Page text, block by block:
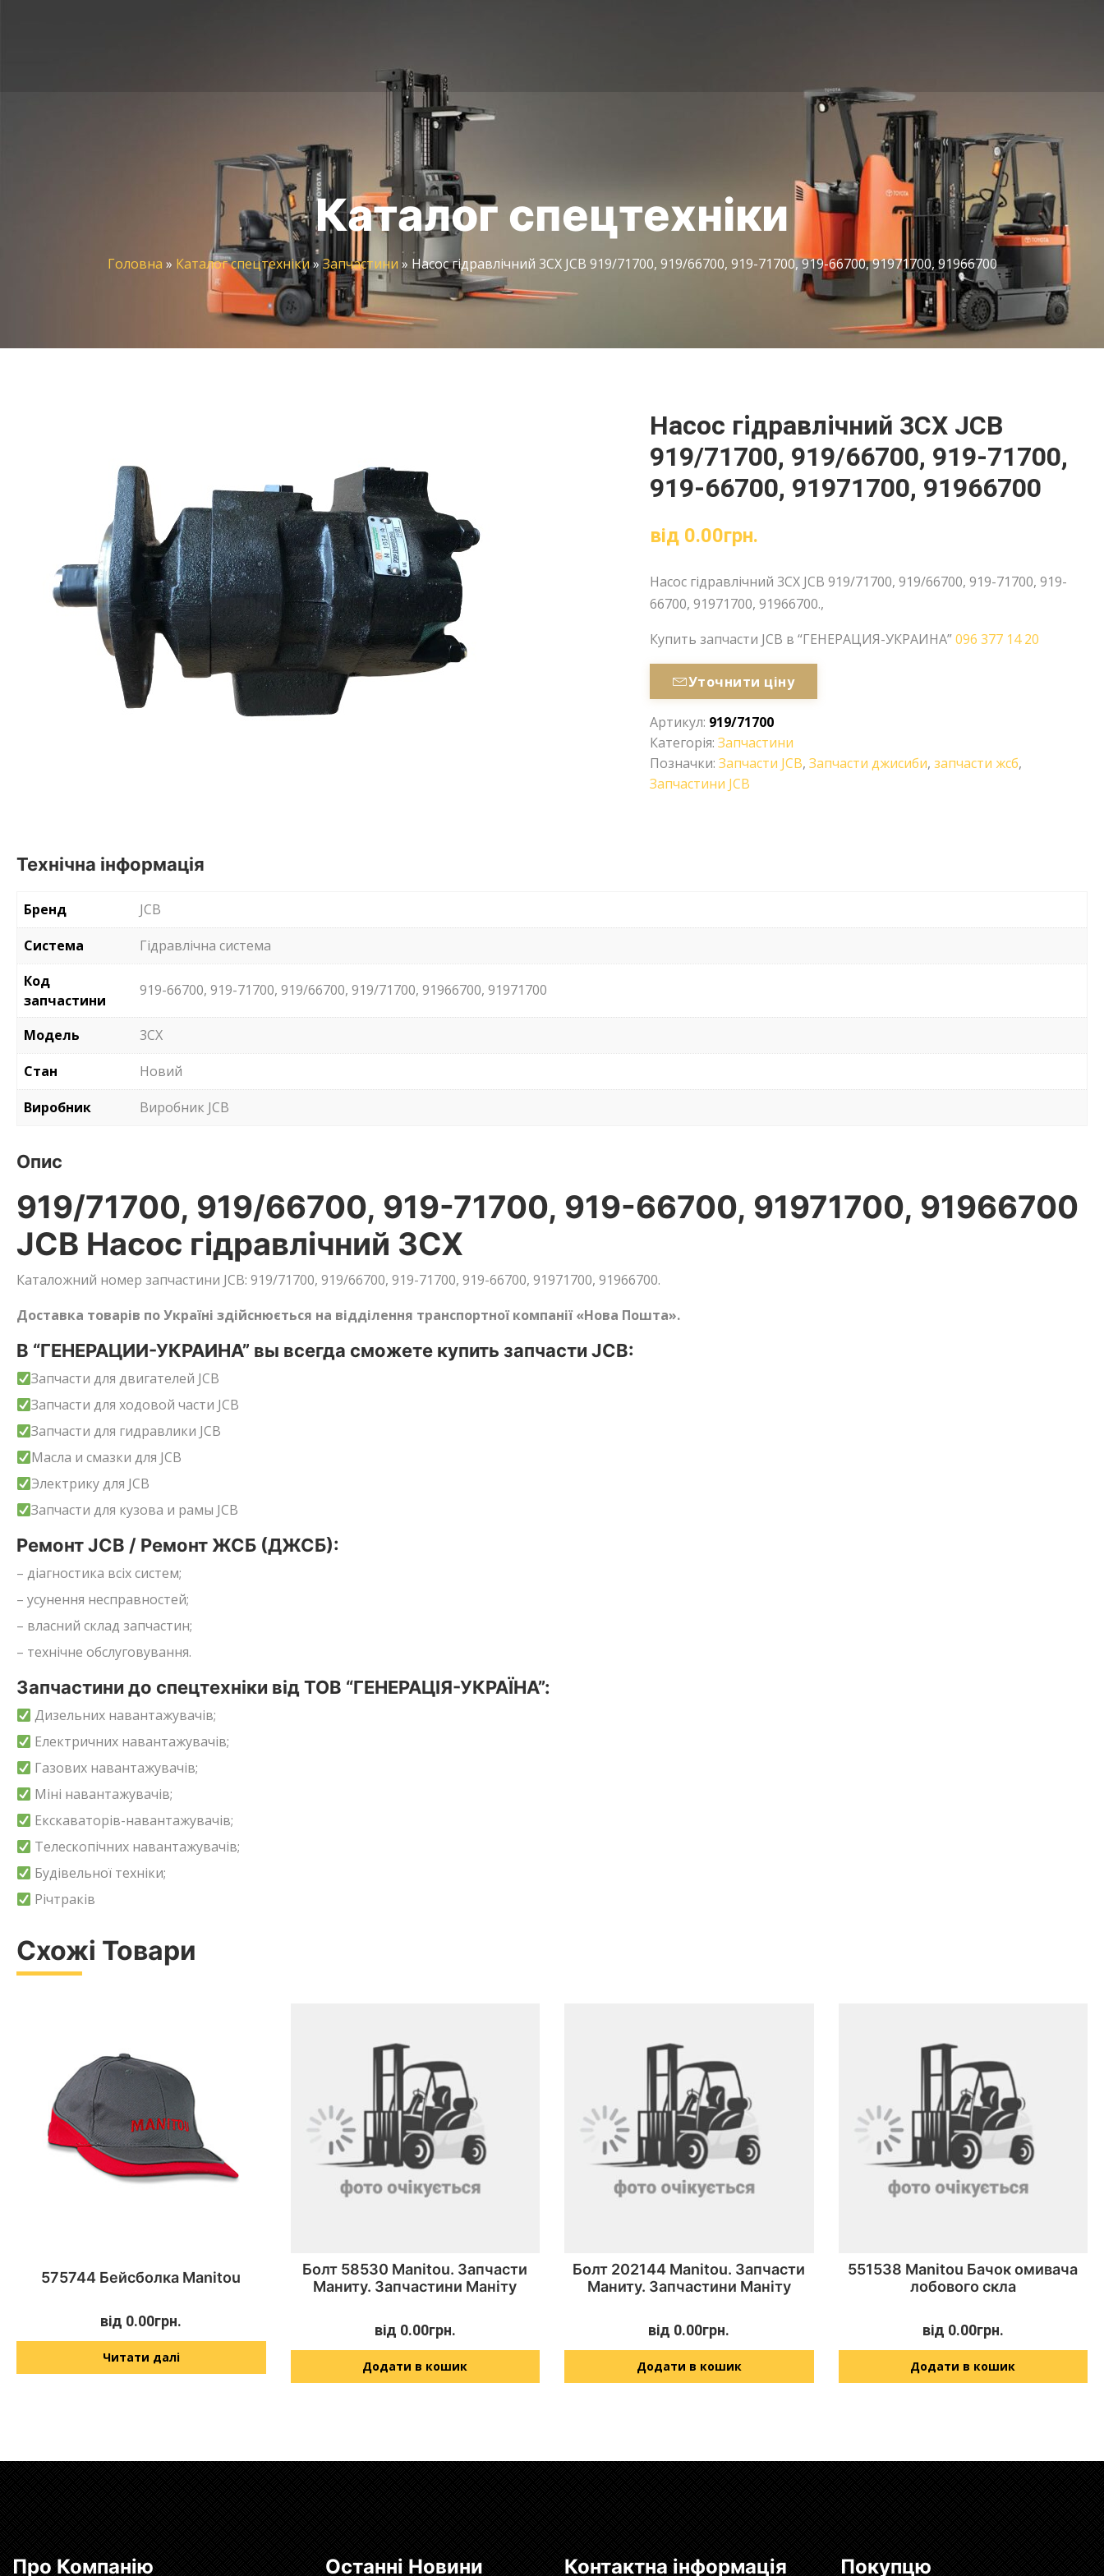
Каталог спецтехніки
Головна » Каталог спецтехніки » Запчастини » Насос гідравлічний 3CX JCB 919/71700, 919/66700, 919-71700, 919-66700, 91971700, 91966700
Насос гідравлічний 3CX JCB
919/71700, 919/66700, 919-71700,
919-66700, 91971700, 91966700
від 0.00грн.
Насос гідравлічний 3CX JCB 919/71700, 919/66700, 919-71700, 919-
66700, 91971700, 91966700.,
Купить запчасти JCB в “ГЕНЕРАЦИЯ-УКРАИНА”096 377 14 20
Уточнити ціну
Артикул: 919/71700
Категорія:Запчастини
Позначки:Запчасти JCB,Запчасти джисиби,запчасти жсб,
Запчастини JCB
Технічна інформація
Бренд
JCB
Система
Гідравлічна система
Код
запчастини
919-66700, 919-71700, 919/66700, 919/71700, 91966700, 91971700
Модель
3CX
Стан
Новий
Виробник
Виробник JCB
Опис
919/71700, 919/66700, 919-71700, 919-66700, 91971700, 91966700
JCB Насос гідравлічний 3CX
Каталожний номер запчастини JCB: 919/71700, 919/66700, 919-71700, 919-66700, 91971700, 91966700.
Доставка товарів по Україні здійснюється на відділення транспортної компанії «Нова Пошта».
В “ГЕНЕРАЦИИ-УКРАИНА” вы всегда сможете купить запчасти JCB:
Запчасти для двигателей JCB
Запчасти для ходовой части JCB
Запчасти для гидравлики JCB
Масла и смазки для JCB
Электрику для JCB
Запчасти для кузова и рамы JCB
Ремонт JCB / Ремонт ЖСБ (ДЖСБ):
– діагностика всіх систем;
– усунення несправностей;
– власний склад запчастин;
– технічне обслуговування.
Запчастини до спецтехніки від ТОВ “ГЕНЕРАЦІЯ-УКРАЇНА”:
Дизельних навантажувачів;
Електричних навантажувачів;
Газових навантажувачів;
Міні навантажувачів;
Екскаваторів-навантажувачів;
Телескопічних навантажувачів;
Будівельної техніки;
Річтраків
Схожі Товари
575744 Бейсболка Manitou
від 0.00грн.
Читати далі
Болт 58530 Manitou. Запчасти
Маниту. Запчастини Маніту
від 0.00грн.
Додати в кошик
Болт 202144 Manitou. Запчасти
Маниту. Запчастини Маніту
від 0.00грн.
Додати в кошик
551538 Manitou Бачок омивача
лобового скла
від 0.00грн.
Додати в кошик
Про Компанію Останні Новини Контактна інформація Покупцю